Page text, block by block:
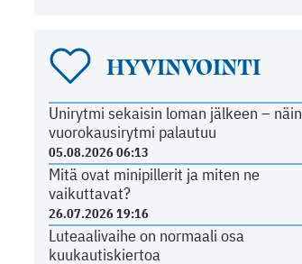
HYVINVOINTI
Unirytmi sekaisin loman jälkeen – näin
vuorokausirytmi palautuu
05.08.2026 06:13
Mitä ovat minipillerit ja miten ne
vaikuttavat?
26.07.2026 19:16
Luteaalivaihe on normaali osa
kuukautiskiertoa